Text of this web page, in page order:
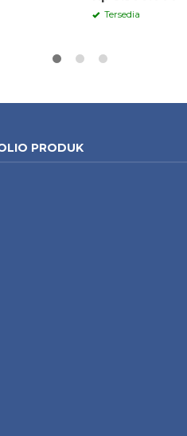
Tersedia
PRODUK